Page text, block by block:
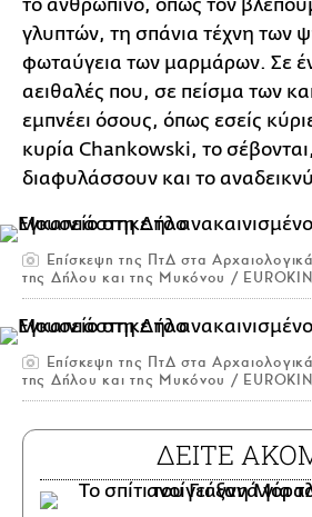
το ανθρώπινο, όπως τον
γλυπτών, τη σπάνια τέχνη των
φωταύγεια των μαρμάρων. Σε
αειθαλές που, σε πείσμα των
εμπνέει όσους, όπως εσείς
κυρία Chankowski, το
διαφυλάσσουν και το
Επίσκεψη της ΠτΔ στα
της Δήλου και της Μυκόνου /
Επίσκεψη της ΠτΔ στα
της Δήλου και της Μυκόνου /
ΔΕΙΤΕ